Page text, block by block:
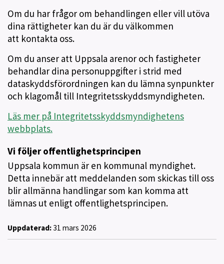
Om du har frågor om behandlingen eller vill utöva
dina rättigheter kan du är du välkommen
att kontakta oss.
Om du anser att Uppsala arenor och fastigheter
behandlar dina personuppgifter i strid med
dataskyddsförordningen kan du lämna synpunkter
och klagomål till Integritetsskyddsmyndigheten.
Läs mer på Integritetsskyddsmyndighetens
webbplats.
Vi följer offentlighetsprincipen
Uppsala kommun är en kommunal myndighet.
Detta innebär att meddelanden som skickas till oss
blir allmänna handlingar som kan komma att
lämnas ut enligt offentlighetsprincipen.
Uppdaterad: 31 mars 2026